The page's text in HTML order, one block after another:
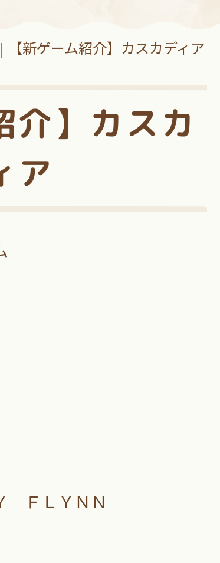
【新ゲーム紹介】カスカディア
介】カスカ
ア
ＦＬＹＮＮ